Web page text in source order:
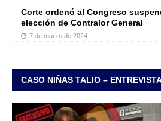
Corte ordenó al Congreso
elección de Contralor General
7 de marzo de 2024
CASO NIÑAS TALIO –